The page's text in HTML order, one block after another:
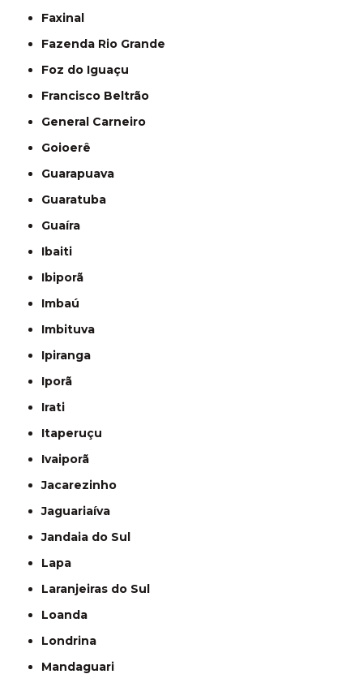
Faxinal
Fazenda Rio Grande
Foz do Iguaçu
Francisco Beltrão
General Carneiro
Goioerê
Guarapuava
Guaratuba
Guaíra
Ibaiti
Ibiporã
Imbaú
Imbituva
Ipiranga
Iporã
Irati
Itaperuçu
Ivaiporã
Jacarezinho
Jaguariaíva
Jandaia do Sul
Lapa
Laranjeiras do Sul
Loanda
Londrina
Mandaguari